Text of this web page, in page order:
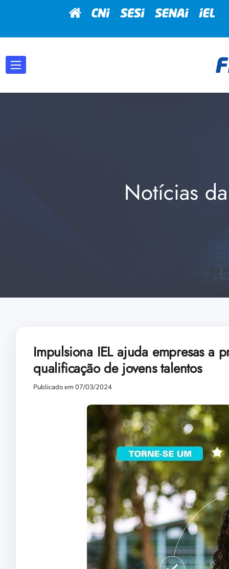
Notícias
Impulsiona IEL ajuda empresas a
qualificação de jovens talentos
Publicado em 07/03/2024